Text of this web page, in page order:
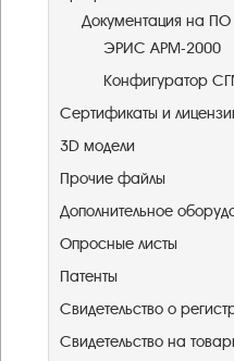
Документация на ПО
ЭРИС АРМ-2000
Конфигуратор
Сертификаты и
3D модели
Прочие файлы
Дополнительное
Опросные листы
Патенты
Свидетельство о
Свидетельство на